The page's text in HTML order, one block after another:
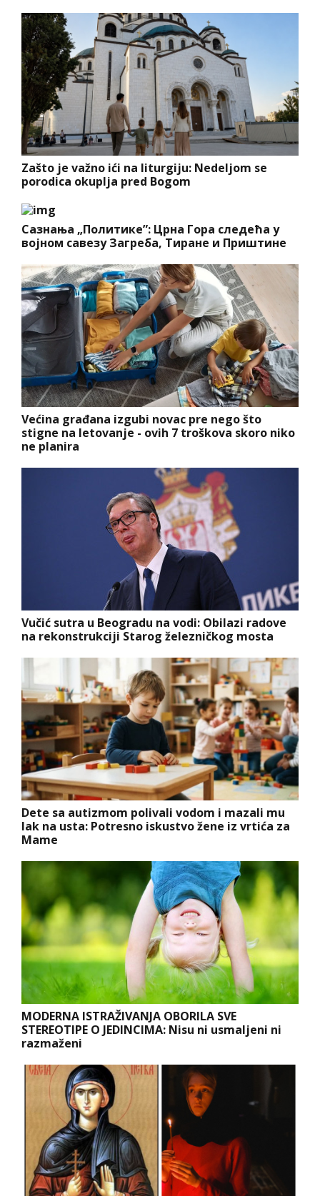
Zašto je važno ići na liturgiju: Nedeljom se
porodica okuplja pred Bogom
Сазнања „Политике”: Црна Гора следећа у
војном савезу Загреба, Тиране и Приштине
Većina građana izgubi novac pre nego što
stigne na letovanje - ovih 7 troškova skoro niko
ne planira
Vučić sutra u Beogradu na vodi: Obilazi radove
na rekonstrukciji Starog železničkog mosta
Dete sa autizmom polivali vodom i mazali mu
lak na usta: Potresno iskustvo žene iz vrtića za
Mame
MODERNA ISTRAŽIVANJA OBORILA SVE
STEREOTIPE O JEDINCIMA: Nisu ni usmaljeni ni
razmaženi